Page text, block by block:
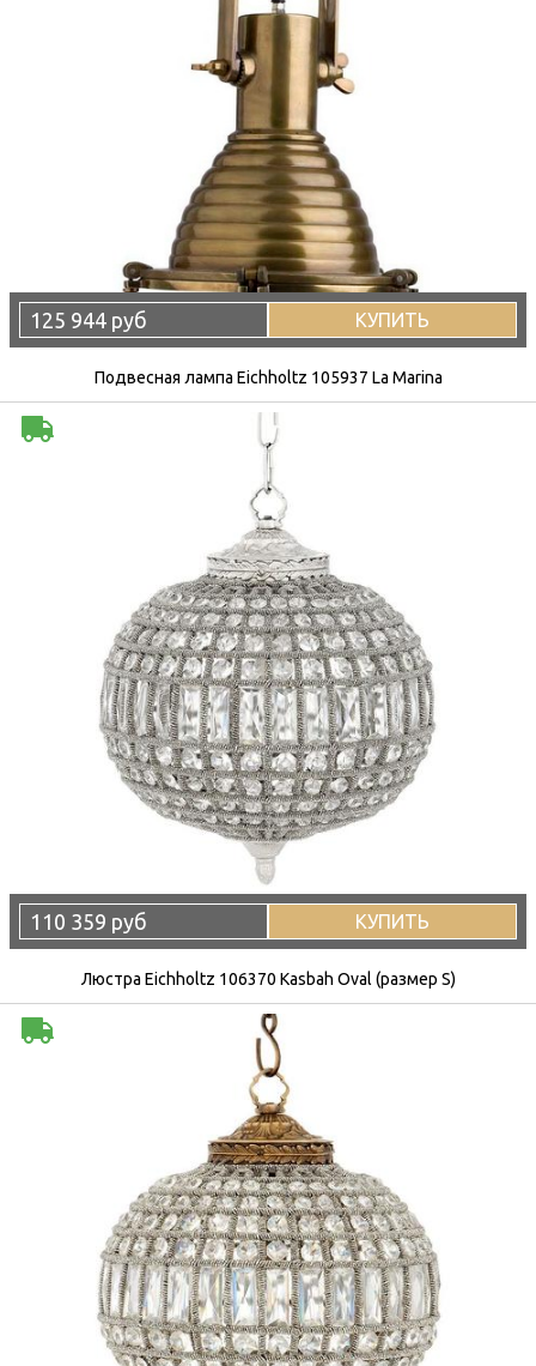
125 944 руб КУПИТЬ
Подвесная лампа Eichholtz 105937 La Marina
110 359 руб КУПИТЬ
Люстра Eichholtz 106370 Kasbah Oval (размер S)